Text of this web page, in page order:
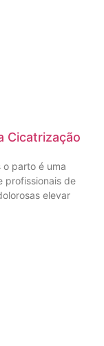
Cicatrização
parto é uma
profissionais de
elevar